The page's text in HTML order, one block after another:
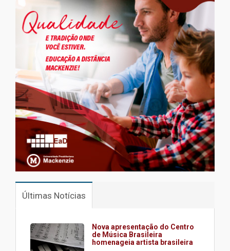
Últimas Notícias
Nova apresentação do Centro
de Música Brasileira
homenageia artista brasileira